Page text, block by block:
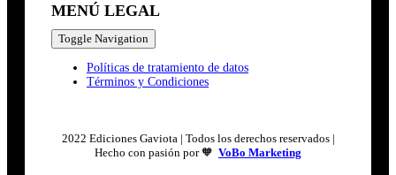
MENÚ LEGAL
Toggle Navigation
Políticas de tratamiento de datos
Términos y Condiciones
2022 Ediciones Gaviota | Todos los derechos reservados |
Hecho con pasión por 🧡 VoBo Marketing